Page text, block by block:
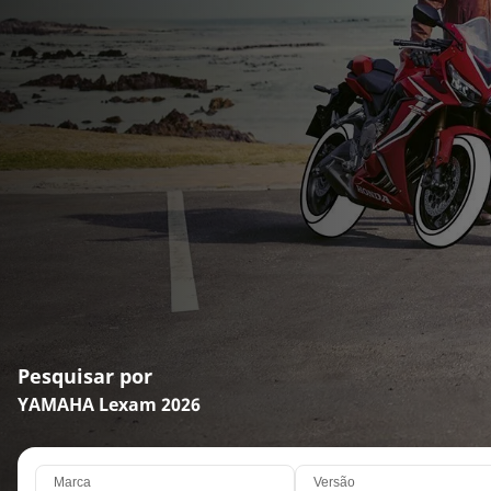
Pesquisar por
YAMAHA Lexam 2026
Marca Versão